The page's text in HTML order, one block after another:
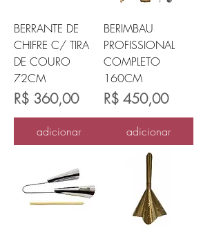
BERRANTE DE
CHIFRE C/ TIRA
DE COURO
72CM
Preço
R$ 360,00
adicionar
BERIMBAU
PROFISSIONAL
COMPLETO
160CM
Preço
R$ 450,00
adicionar